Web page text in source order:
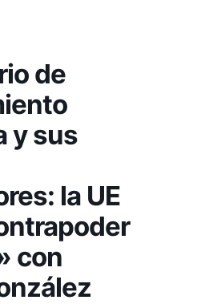
de
y sus
la UE
con